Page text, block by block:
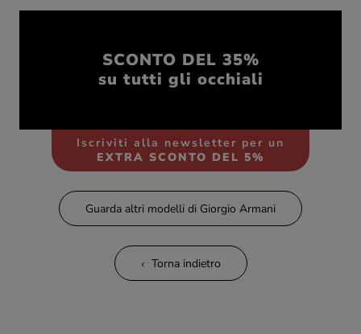
SCONTO DEL 35%
su tutti gli occhiali
Iscriviti alla newsletter per un
EXTRA SCONTO DEL 5%
Guarda altri modelli di Giorgio Armani
Torna indietro